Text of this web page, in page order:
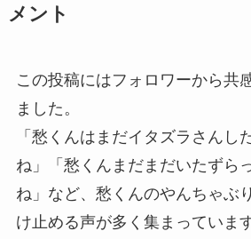
メント
この投稿にはフォロワーから共
ました。
「愁くんはまだイタズラさんし
ね」「愁くんまだまだいたずら
ね」など、愁くんのやんちゃぶ
け止める声が多く集まっています